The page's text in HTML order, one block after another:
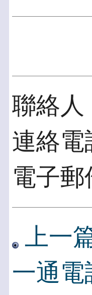
聯絡人
連絡電
電子郵
上一
一通電